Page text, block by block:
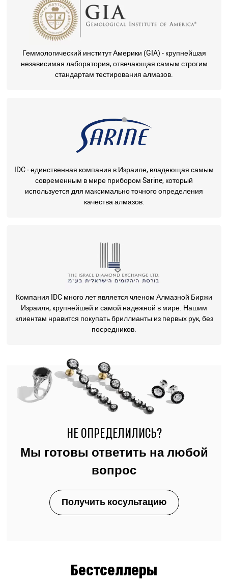
Геммологический институт Америки (GIA) - крупнейшая
независимая лаборатория, отвечающая самым строгим
стандартам тестирования алмазов.
IDC - единственная компания в Израиле, владеющая самым
современным в мире прибором Sarine, который
используется для максимально точного определения
качества алмазов.
Компания IDC много лет является членом Алмазной Биржи
Израиля, крупнейшей и самой надежной в мире. Нашим
клиентам нравится покупать бриллианты из первых рук, без
посредников.
Бестселлеры
НЕ ОПРЕДЕЛИЛИСЬ?
Мы готовы ответить на любой
вопрос
Получить косультацию